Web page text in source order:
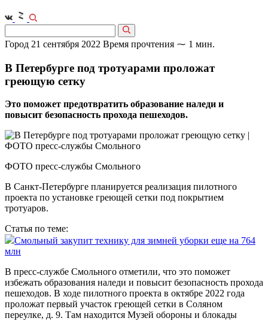
Город 21 сентября 2022 Время прочтения ⁓ 1 мин.
В Петербурге под тротуарами проложат
греющую сетку
Это поможет предотвратить образование наледи и
повысит безопасность прохода пешеходов.
ФОТО пресс-службы Смольного
В Санкт‑Петербурге планируется реализация пилотного
проекта по установке греющей сетки под покрытием
тротуаров.
Статья по теме:
Смольный закупит технику для зимней уборки еще на 764
млн
В пресс-службе Смольного отметили, что это поможет
избежать образования наледи и повысит безопасность прохода
пешеходов. В ходе пилотного проекта в октябре 2022 года
проложат первый участок греющей сетки в Соляном
переулке, д. 9. Там находится Музей обороны и блокады